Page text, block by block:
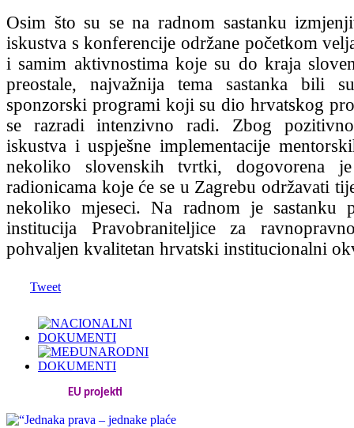
Osim što su se na radnom sastanku
iskustva s konferencije održane početkom
i samim aktivnostima koje su do kraja
preostale, najvažnija tema sastanka bili
sponzorski programi koji su dio hrvatskog
se razradi intenzivno radi. Zbog
iskustva i uspješne implementacije
nekoliko slovenskih tvrtki, dogovorena
radionicama koje će se u Zagrebu održavati
nekoliko mjeseci. Na radnom je sastanku
institucija Pravobraniteljice za
pohvaljen kvalitetan hrvatski institucionalni
Tweet
EU projekti